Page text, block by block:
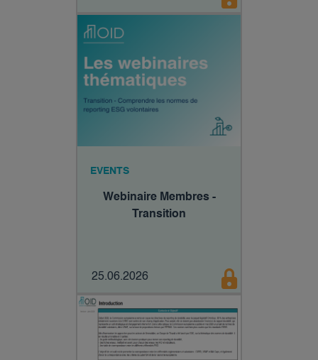
EVENTS
Webinaire Membres -
Transition
25.06.2026